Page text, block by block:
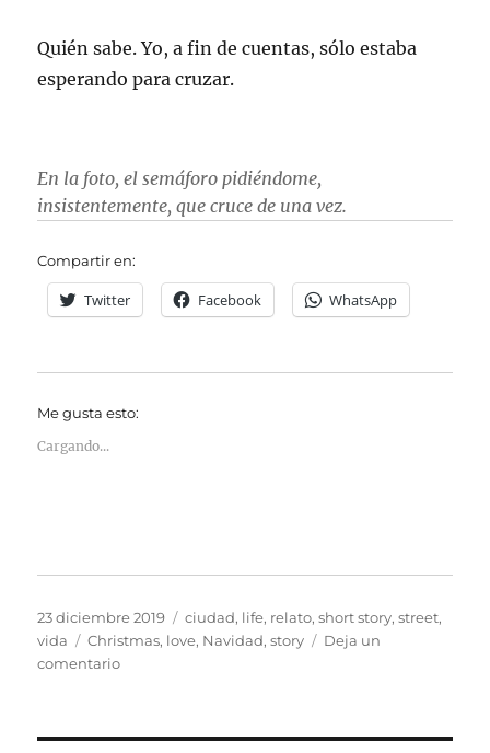
Quién sabe. Yo, a fin de cuentas, sólo estaba
esperando para cruzar.
En la foto, el semáforo pidiéndome,
insistentemente, que cruce de una vez.
Compartir en:
Twitter Facebook WhatsApp
Me gusta esto:
Cargando...
Publicado
el
23 diciembre 2019 Categorías
ciudad, life, relato,short story,street,
vida
Etiquetas
Christmas, love, Navidad,story
Deja un
comentarioen